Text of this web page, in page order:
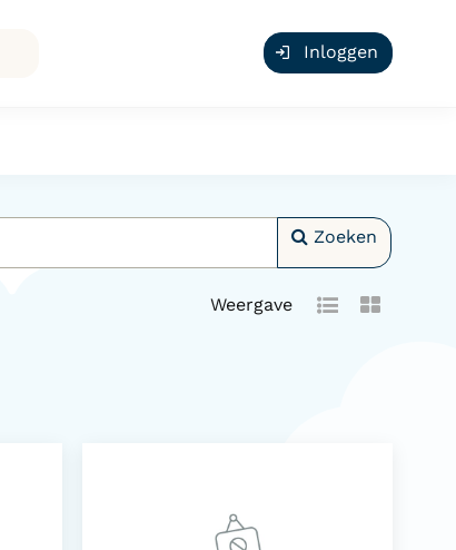
Inloggen
Zoeken
Weergave